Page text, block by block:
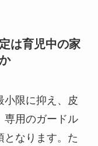
は育児中の家
小限に抑え、皮
専用のガードル
となります。た